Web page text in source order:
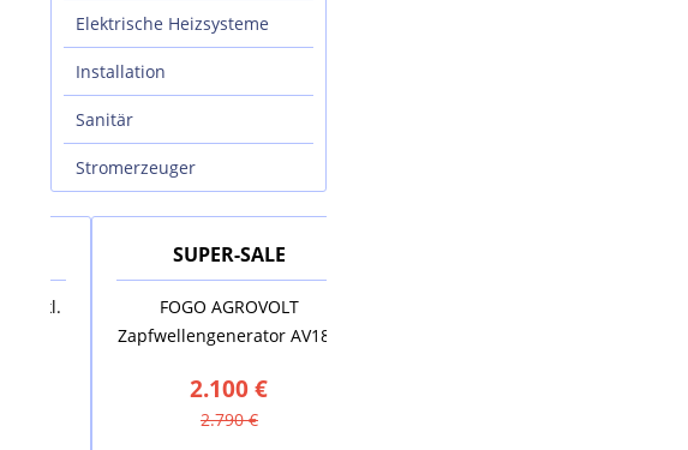
Elektrische Heizsysteme
Installation
Sanitär
Stromerzeuger
SUPER-SALE
FOGO AGROVOLT
Zapfwellengenerator AV18R
2.100 €
2.790 €